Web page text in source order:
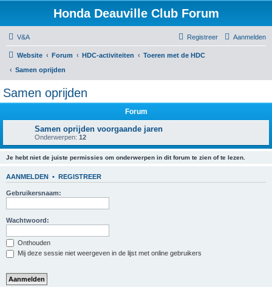
Honda Deauville Club Forum
V&A Aanmelden
Registreer
Website Forum HDC-activiteiten
Toeren met de HDC
Samen oprijden
Samen oprijden
Forum
Samen oprijden voorgaande jaren
Onderwerpen: 12
Je hebt niet de juiste permissies om onderwerpen in dit forum te zien of te lezen.
AANMELDEN • REGISTREER
Gebruikersnaam:
Wachtwoord:
Onthouden
Mij deze sessie niet weergeven in de lijst met online gebruikers